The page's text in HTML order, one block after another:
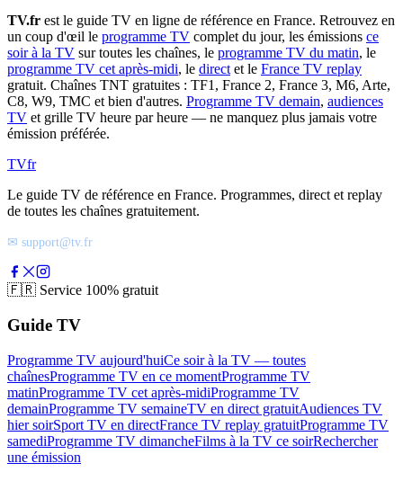
TV.fr est le guide TV en ligne de référence en France. Retrouvez en
un coup d'œil le programme TV complet du jour, les émissions ce
soir à la TV sur toutes les chaînes, le programme TV du matin, le
programme TV cet après-midi, le direct et le France TV replay
gratuit. Chaînes TNT gratuites : TF1, France 2, France 3, M6, Arte,
C8, W9, TMC et bien d'autres. Programme TV demain, audiences
TV et grille TV heure par heure — ne manquez plus jamais votre
émission préférée.
TVfr
Le guide TV de référence en France. Programmes, direct et replay
de toutes les chaînes gratuitement.
✉ support@tv.fr
🇫🇷 Service 100% gratuit
Guide TV
Programme TV aujourd'huiCe soir à la TV — toutes
chaînesProgramme TV en ce momentProgramme TV
matinProgramme TV cet après-midiProgramme TV
demainProgramme TV semaineTV en direct gratuitAudiences TV
hier soirSport TV en directFrance TV replay gratuitProgramme TV
samediProgramme TV dimancheFilms à la TV ce soirRechercher
une émission